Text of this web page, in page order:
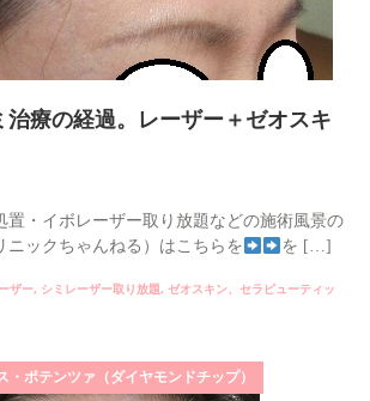
治療の経過。レーザー＋ゼオスキ
置・イボレーザー取り放題などの施術風景の
ニックちゃんねる）はこちらを
を […]
ザー, シミレーザー取り放題, ゼオスキン、セラピューティッ
・ポテンツァ（ダイヤモンドチップ）